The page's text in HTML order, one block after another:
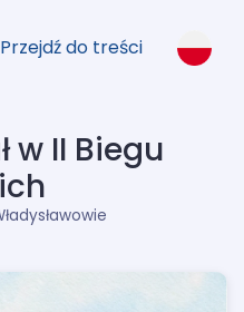
Przejdź do treści
w II Biegu